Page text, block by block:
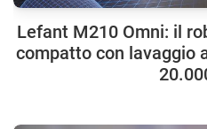
Lefant M210 Omni: il
compatto con lavaggio